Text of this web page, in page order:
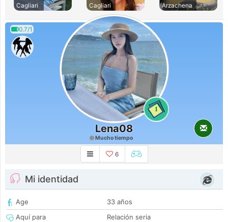
Cagliari
Cagliari
Arzachena
0.7/1
1
Lena08
Mucho tiempo
6
Mi identidad
Age
33 años
Aquí para
Relación seria